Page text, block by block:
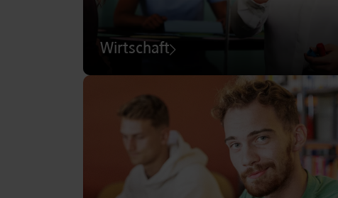
Wirtschaft